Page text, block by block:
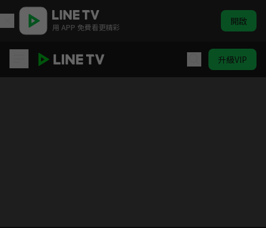
用 APP 免費看更精彩 開啟
升級VIP